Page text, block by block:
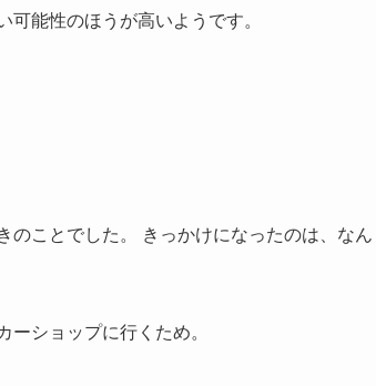
能性のほうが高いようです。
のことでした。 きっかけになったのは、なん
ーショップに行くため。